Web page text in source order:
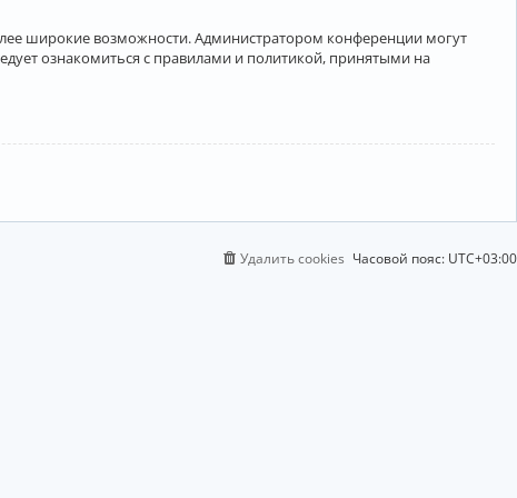
широкие возможности. Администратором конференции могут
ознакомиться с правилами и политикой, принятыми на
Часовой пояс: UTC+03:00
Удалить cookies